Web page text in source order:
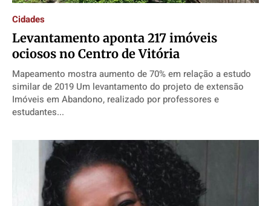
Cidades
Levantamento aponta 217 imóveis
ociosos no Centro de Vitória
Mapeamento mostra aumento de 70% em relação a estudo
similar de 2019 Um levantamento do projeto de extensão
Imóveis em Abandono, realizado por professores e
estudantes...